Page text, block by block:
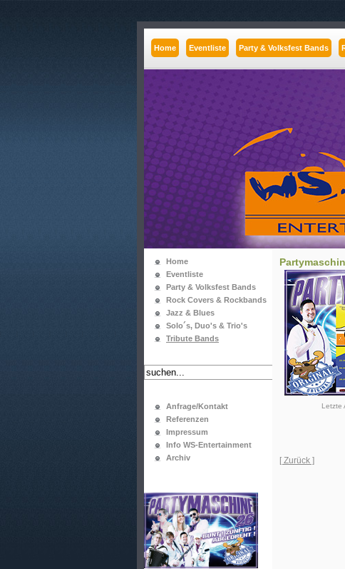
Home Eventliste Party & Volksfest Bands
Home
Eventliste
Party & Volksfest Bands
Rock Covers & Rockbands
Jazz & Blues
Solo´s, Duo's & Trio's
Tribute Bands
Anfrage/Kontakt
Referenzen
Impressum
Info WS-Entertainment
Archiv
Letzte
[ Zurück ]